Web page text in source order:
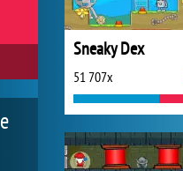
Sneaky Dex
51 707x